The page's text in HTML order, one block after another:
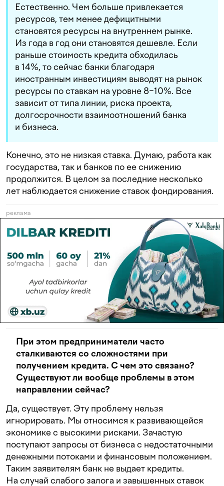
Естественно. Чем больше привлекается
ресурсов, тем менее дефицитными
становятся ресурсы на внутреннем рынке.
Из года в год они становятся дешевле. Если
раньше стоимость кредита обходилась
в 14%, то сейчас банки благодаря
иностранным инвестициям выводят на рынок
ресурсы по ставкам на уровне 8−10%. Все
зависит от типа линии, риска проекта,
долгосрочности взаимоотношений банка
и бизнеса.
Конечно, это не низкая ставка. Думаю, работа как
государства, так и банков по ее снижению
продолжится. В целом за последние несколько
лет наблюдается снижение ставок фондирования.
реклама
При этом предприниматели часто
сталкиваются со сложностями при
получением кредита. С чем это связано?
Существуют ли вообще проблемы в этом
направлении сейчас?
Да, существует. Эту проблему нельзя
игнорировать. Мы относимся к развивающейся
экономике с высокими рисками. Зачастую
поступают запросы от бизнеса с недостаточными
денежными потоками и финансовым положением.
Таким заявителям банк не выдает кредиты.
На случай слабого залога и завышенных ставок